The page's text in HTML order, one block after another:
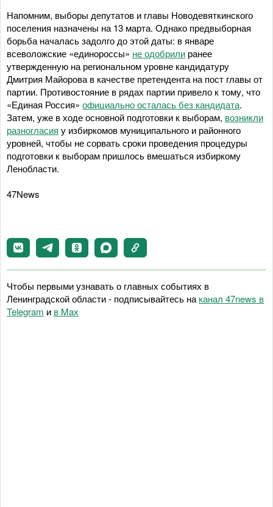
Напомним, выборы депутатов и главы Новодевяткинского
поселения назначены на 13 марта. Однако предвыборная
борьба началась задолго до этой даты: в январе
всеволожские «единороссы» не одобрили ранее
утвержденную на региональном уровне кандидатуру
Дмитрия Майорова в качестве претендента на пост главы от
партии. Противостояние в рядах партии привело к тому, что
«Единая Россия» официально осталась без кандидата.
Затем, уже в ходе основной подготовки к выборам, возникли
разногласия у избиркомов муниципального и районного
уровней, чтобы не сорвать сроки проведения процедуры
подготовки к выборам пришлось вмешаться избиркому
Ленобласти.
47News
Чтобы первыми узнавать о главных событиях в
Ленинградской области - подписывайтесь на канал 47news в
Telegram и в Maх